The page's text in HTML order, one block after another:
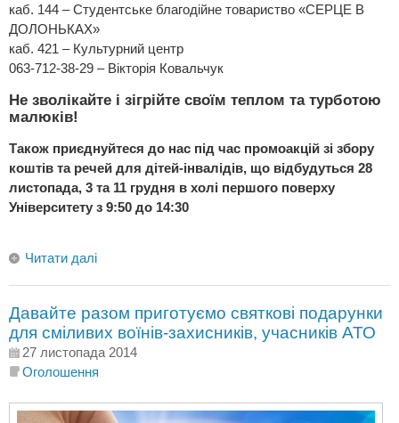
каб. 144 – Студентське благодійне товариство «СЕРЦЕ В
ДОЛОНЬКАХ»
каб. 421 – Культурний центр
063-712-38-29 – Вікторія Ковальчук
Не зволікайте і зігрійте своїм теплом та турботою
малюків!
Також приєднуйтеся до нас під час промоакцій зі збору
коштів та речей для дітей-інвалідів, що відбудуться 28
листопада, 3 та 11 грудня в холі першого поверху
Університету з 9:50 до 14:30
Читати далі
Давайте разом приготуємо святкові подарунки
для сміливих воїнів-захисників, учасників АТО
27 листопада 2014
Оголошення